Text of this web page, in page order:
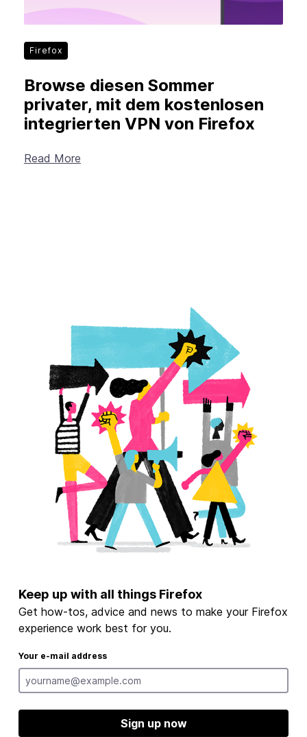
Firefox
Browse diesen Sommer
privater, mit dem kostenlosen
integrierten VPN von Firefox
Read More
Keep up with all things Firefox
Get how-tos, advice and news to make your Firefox
experience work best for you.
Your e-mail address
Sign up now